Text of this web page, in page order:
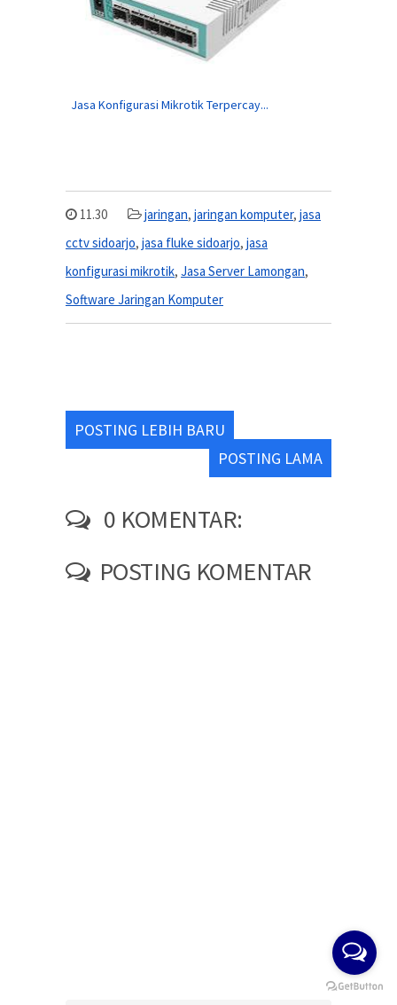
Jasa Konfigurasi Mikrotik Terpercay...
11.30 jaringan, jaringan komputer, jasa
cctv sidoarjo, jasa fluke sidoarjo, jasa
konfigurasi mikrotik, Jasa Server Lamongan,
Software Jaringan Komputer
POSTING LEBIH BARU
POSTING LAMA
0 KOMENTAR:
POSTING KOMENTAR